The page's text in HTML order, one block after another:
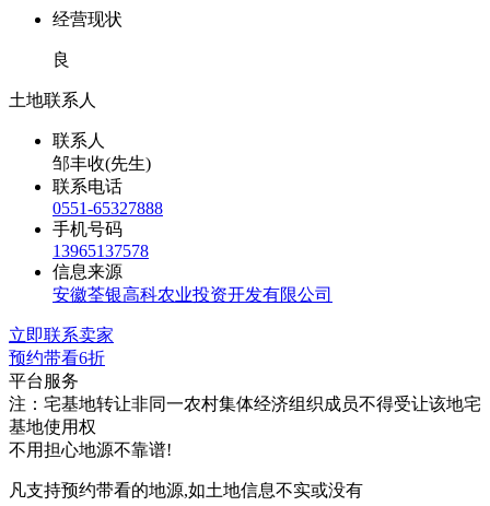
经营现状
良
土地联系人
联系人
邹丰收(先生)
联系电话
0551-65327888
手机号码
13965137578
信息来源
安徽荃银高科农业投资开发有限公司
立即联系卖家
预约带看6折
平台服务
注：宅基地转让非同一农村集体经济组织成员不得受让该地宅
基地使用权
不用担心地源不靠谱!
凡支持预约带看的地源,如土地信息不实或没有